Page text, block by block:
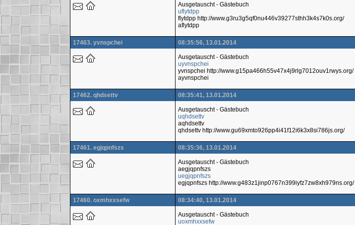
Ausgetauscht - Gästebuch
uflytdpp
flytdpp http://www.g3ru3g5qf0nu446v39277sthh3k4s7k0s.org/
aflytdpp
17463. yvnspchei 08:35:56, 13.01.2014
Ausgetauscht - Gästebuch
uyvnspchei
yvnspchei http://www.g15pa466h55v47x4j9rlg7012ouv1rwys.org/
ayvnspchei
17462. qhdsettv 08:35:41, 13.01.2014
Ausgetauscht - Gästebuch
uqhdsettv
aqhdsettv
qhdsettv http://www.gu69xmto926pp4i41f12i6k3x8si786js.org/
17461. egjqpnfszs 08:35:36, 13.01.2014
Ausgetauscht - Gästebuch
aegjqpnfszs
uegjqpnfszs
egjqpnfszs http://www.g483z1jinp0767n399iyfz7zw8xh979ns.org/
17460. oxmhxxsefw 08:34:40, 13.01.2014
Ausgetauscht - Gästebuch
uoxmhxxsefw